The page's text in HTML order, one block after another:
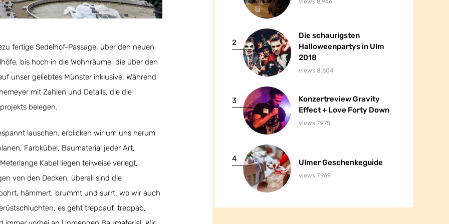
fertige Sedelhof-Passage, über den neuen
bis hoch in die Wohnräume, die über den
unser geliebtes Münster inklusive. Während
mit Zahlen und Details, die die
belegen.
lauschen, erblicken wir um uns herum
Farbkübel, Baumaterial jeder Art,
Kabel liegen teilweise verlegt,
von den Decken, überall sind die
hämmert, brummt und surrt, wo wir auch
es geht treppauf, treppab,
views 8.946
2
Die schaurigsten
Halloweenpartys in Ulm
2018
Die schaurigsten
Halloweenpartys in Ulm
2018
views 8.604
3
Konzertreview Gravity
Effect + Love Forty Down
Konzertreview Gravity
Effect + Love Forty Down
views 7.975
4 Ulmer Geschenkeguide
Ulmer Geschenkeguide
views 7.969